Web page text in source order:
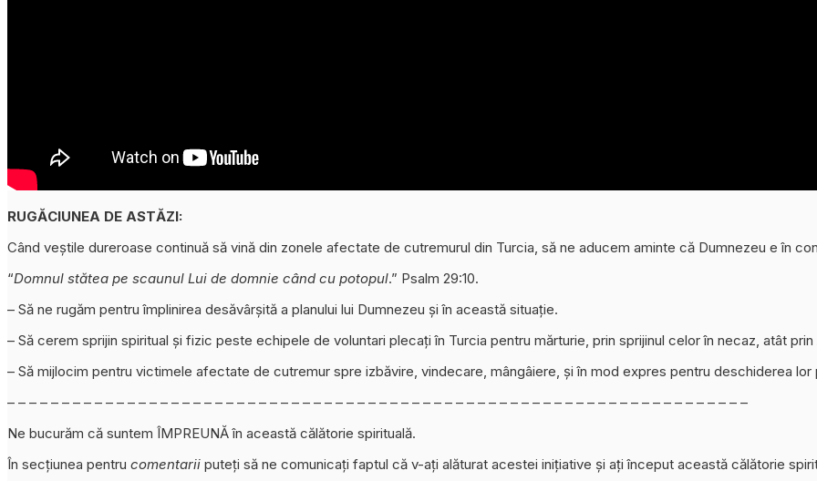
RUGĂCIUNEA DE ASTĂZI:
Când veștile dureroase continuă să vină din zonele afectate de cutremurul din Turcia, să ne aducem aminte că Dumnezeu e în
“Domnul stătea pe scaunul Lui de domnie când cu potopul.” Psalm 29:10.
– Să ne rugăm pentru împlinirea desăvârșită a planului lui Dumnezeu și în această situație.
– Să cerem sprijin spiritual și fizic peste echipele de voluntari plecați în Turcia pentru mărturie, prin sprijinul celor în necaz, atât
– Să mijlocim pentru victimele afectate de cutremur spre izbăvire, vindecare, mângâiere, și în mod expres pentru deschiderea lor
– – – – – – – – – – – – – – – – – – – – – – – – – – – – – – – – – – – – – – – – – – – – – – – – – – – – – – – – – – – – – – – – – – – –
Ne bucurăm că suntem ÎMPREUNĂ în această călătorie spirituală.
În secțiunea pentru comentarii puteți să ne comunicați faptul că v-ați alăturat acestei inițiative și ați început această călătorie